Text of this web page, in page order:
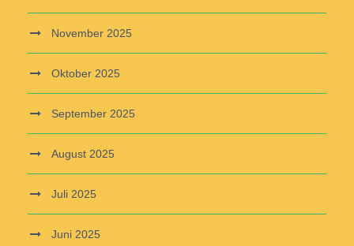
November 2025
Oktober 2025
September 2025
August 2025
Juli 2025
Juni 2025